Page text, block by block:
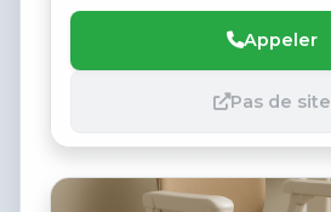
Appeler
Pas de site